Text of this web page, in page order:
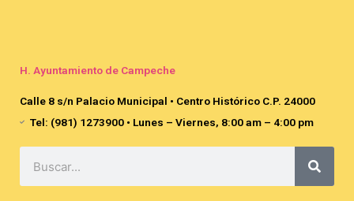
H. Ayuntamiento de Campeche
Calle 8 s/n Palacio Municipal • Centro Histórico C.P. 24000
Tel: (981) 1273900 • Lunes – Viernes, 8:00 am – 4:00 pm